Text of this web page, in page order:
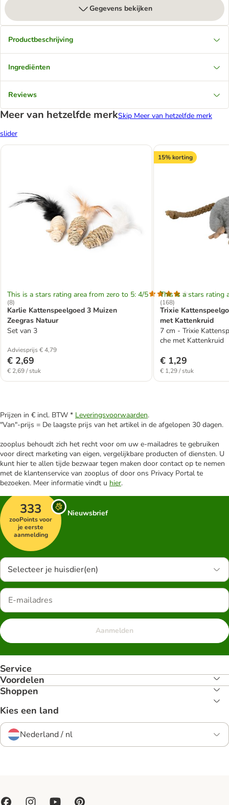
Gegevens bekijken
Productbeschrijving
Ingrediënten
Reviews
Meer van hetzelfde merkSkip Meer van hetzelfde merk
slider
This is a stars rating area from zero to 5: 4/5
(8)
Karlie Kattenspeelgoed 3 Muizen
Zeegras Natuur
Set van 3
Adviesprijs € 4,79
€ 2,69
€ 2,69 / stuk
15% korting
This is a stars rating
(168)
Trixie
met Kattenkruid
7 cm - Trixie
che met Kattenkruid
€ 1,29
€ 1,29 / stuk
Prijzen in € incl. BTW * Leveringsvoorwaarden.
"Van"-prijs = De laagste prijs van het artikel in de afgelopen 30 dagen.
zooplus behoudt zich het recht voor om uw e-mailadres te gebruiken
voor direct marketing van eigen, vergelijkbare producten of diensten. U
kunt hier te allen tijde bezwaar tegen maken door contact op te nemen
met de klantenservice van zooplus of door ons Privacy Portal te
bezoeken. Meer informatie vindt u hier.
333
zooPoints voor
je eerste
aanmelding
Nieuwsbrief
Selecteer je huisdier(en)
Aanmelden
Service
Voordelen
Shoppen
Kies een land
Nederland / nl